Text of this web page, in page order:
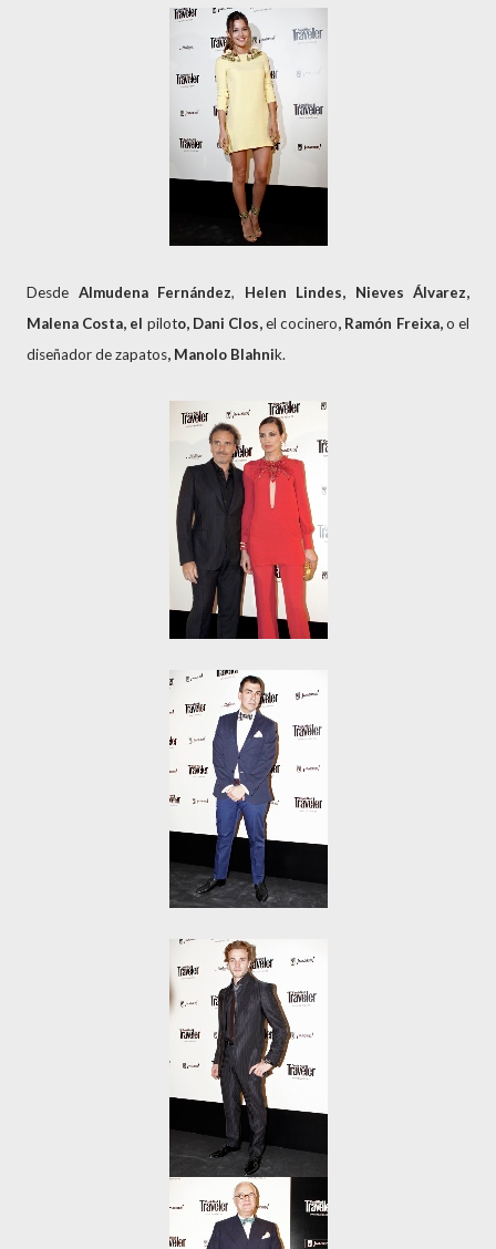
Desde Almudena Fernández, Helen Lindes, Nieves Álvarez,
Malena Costa, el piloto, Dani Clos,el cocinero, Ramón Freixa,o el
diseñador de zapatos, Manolo Blahnik.